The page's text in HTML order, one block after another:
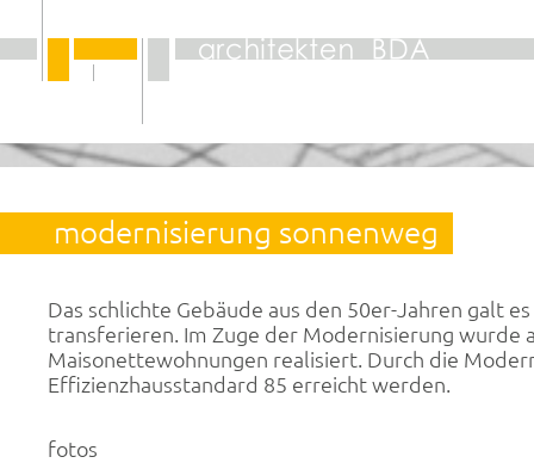
modernisierung sonnenweg
Das schlichte Gebäude aus den 50er-Jahren galt
transferieren. Im Zuge der Modernisierung wurde
Maisonettewohnungen realisiert. Durch die
Effizienzhausstandard 85 erreicht werden.
fotos